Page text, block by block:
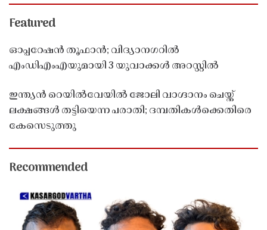
Featured
ഓപ്പറേഷൻ തൂഫാൻ; വിദ്യാനഗറിൽ
എംഡിഎംഎയുമായി 3 യുവാക്കൾ അറസ്റ്റിൽ
ഇന്ത്യൻ റെയിൽവേയിൽ ജോലി വാഗ്ദാനം ചെയ്ത്
ലക്ഷങ്ങൾ തട്ടിയെന്ന പരാതി; ദമ്പതികൾക്കെതിരെ
കേസെടുത്തു
Recommended